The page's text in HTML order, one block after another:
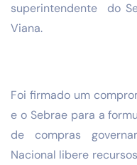
superintendente do
Viana.
Foi firmado um
e o Sebrae para a
de compras
Nacional libere